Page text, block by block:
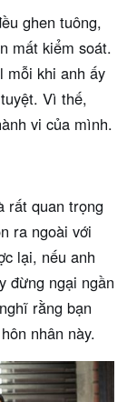
ghen tuông,
mất kiểm soát.
mỗi khi anh ấy
Vì thế,
vi của mình.
rất quan trọng
ra ngoài với
lại, nếu anh
đừng ngại ngần
rằng bạn
nhân này.